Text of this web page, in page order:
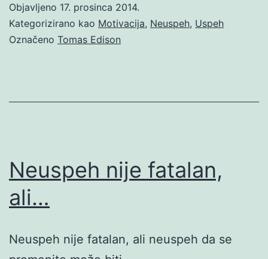
Objavljeno 17. prosinca 2014.
Kategorizirano kao Motivacija, Neuspeh, Uspeh
Označeno Tomas Edison
Neuspeh nije fatalan,
ali…
Neuspeh nije fatalan, ali neuspeh da se